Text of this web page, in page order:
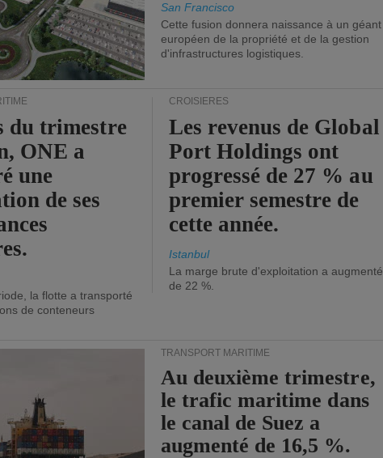
San Francisco
Cette fusion donnera naissance à un géant
européen de la propriété et de la gestion
d'infrastructures logistiques.
du trimestre
ONE a
une
de ses
la flotte a transporté
de conteneurs
CROISIÈRES
Les revenus de Global
Port Holdings ont
progressé de 27 % au
premier semestre de
cette année.
Istanbul
La marge brute d'exploitation a augmenté
de 22 %.
TRANSPORT MARITIME
Au deuxième trimestre,
le trafic maritime dans
le canal de Suez a
augmenté de 16,5 %.